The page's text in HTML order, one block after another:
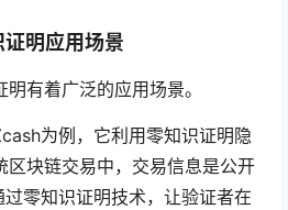
明应用场景
有着广泛的应用场景。
为例，它利用零知识证明隐
区块链交易中，交易信息是公开
零知识证明技术，让验证者在